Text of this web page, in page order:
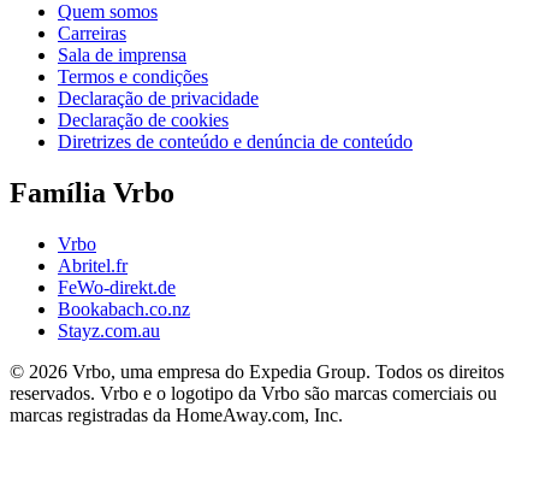
Quem somos
Carreiras
Sala de imprensa
Termos e condições
Declaração de privacidade
Declaração de cookies
Diretrizes de conteúdo e denúncia de conteúdo
Família Vrbo
Vrbo
Abritel.fr
FeWo-direkt.de
Bookabach.co.nz
Stayz.com.au
© 2026 Vrbo, uma empresa do Expedia Group. Todos os direitos
reservados. Vrbo e o logotipo da Vrbo são marcas comerciais ou
marcas registradas da HomeAway.com, Inc.